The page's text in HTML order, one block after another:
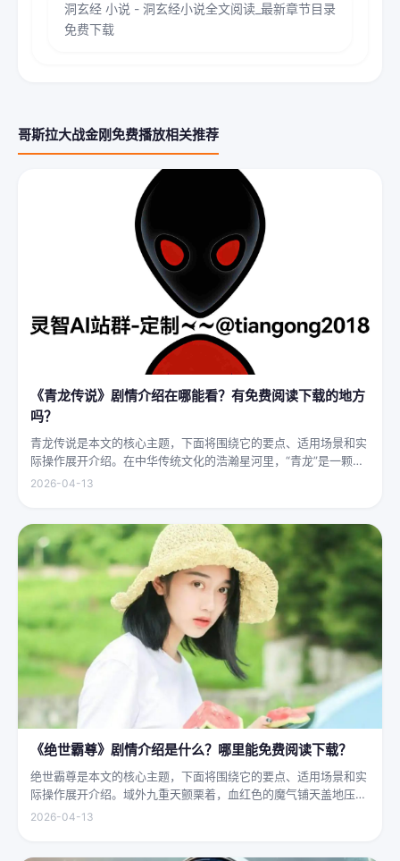
洞玄经 小说 - 洞玄经小说全文阅读_最新章节目录
免费下载
哥斯拉大战金刚免费播放相关推荐
《青龙传说》剧情介绍在哪能看？有免费阅读下载的地方
吗？
青龙传说是本文的核心主题，下面将围绕它的要点、适用场景和实
际操作展开介绍。在中华传统文化的浩瀚星河里，“青龙”是一颗璀
璨夺目的明珠，它与白虎、朱雀、玄武并称“四灵”，雄踞东方，是
2026-04-13
《绝世霸尊》剧情介绍是什么？哪里能免费阅读下载？
绝世霸尊是本文的核心主题，下面将围绕它的要点、适用场景和实
际操作展开介绍。域外九重天颤栗着，血红色的魔气铺天盖地压向
人间界最后一道防线——诛仙阵。阵中百万仙神联军已是强弩之
2026-04-13